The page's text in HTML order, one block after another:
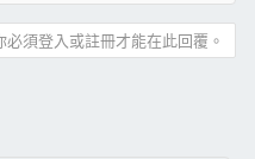
必須登入或註冊才能在此回覆。